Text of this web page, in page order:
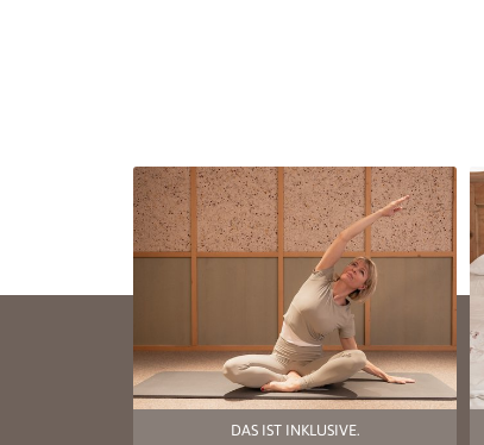
DAS IST INKLUSIVE.